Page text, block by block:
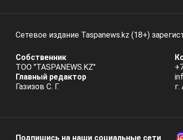
Сетевое издание Taspanews.kz (18+)
Собственник
ТОО "TASPANEWS.KZ"
Главный редактор
Газизов С. Г.
Подпишись на наши социальные cети